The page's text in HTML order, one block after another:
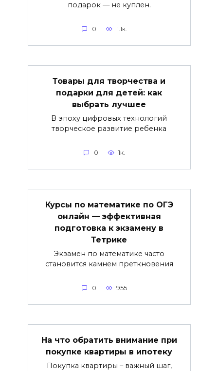
подарок — не куплен.
0 1.1к.
Товары для творчества и
подарки для детей: как
выбрать лучшее
В эпоху цифровых технологий
творческое развитие ребенка
0 1к.
Курсы по математике по ОГЭ
онлайн — эффективная
подготовка к экзамену в
Тетрике
Экзамен по математике часто
становится камнем преткновения
0 955
На что обратить внимание при
покупке квартиры в ипотеку
Покупка квартиры – важный шаг,